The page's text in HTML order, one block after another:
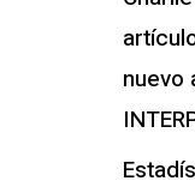
nuevo